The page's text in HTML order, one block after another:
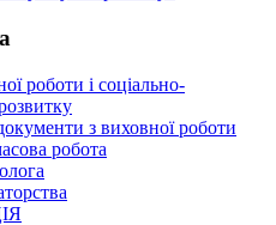
роботи і соціально-
з виховної роботи
робота